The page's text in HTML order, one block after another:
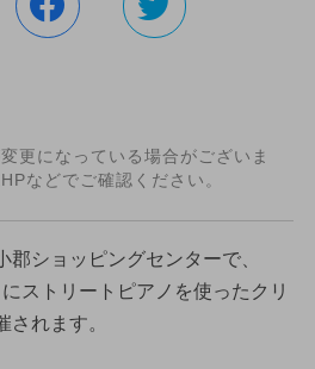
更になっている場合がございま
などでご確認ください。
ショッピングセンターで、
ストリートピアノを使ったクリ
されます。